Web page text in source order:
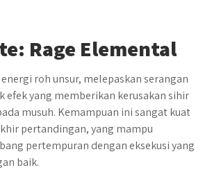
Rage Elemental
roh unsur, melepaskan serangan
efek yang memberikan kerusakan sihir
musuh. Kemampuan ini sangat kuat
pertandingan, yang mampu
pertempuran dengan eksekusi yang
baik.